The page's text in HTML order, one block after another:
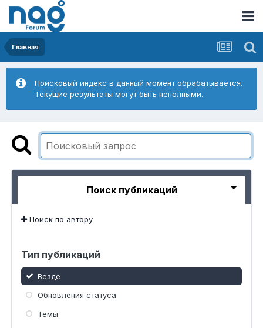
Главная
Поисковый индекс в данный момент обрабатывается.
Текущие результаты могут быть неполными.
Поиск публикаций
Поиск по автору
Тип публикаций
Везде
Обновления статуса
Темы